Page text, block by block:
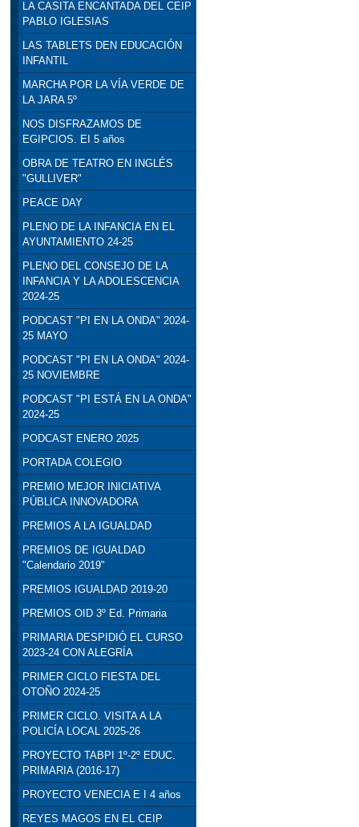
LA CASITA ENCANTADA DEL CEIP
PABLO IGLESIAS
LAS TABLETS DEN EDUCACIÓN
INFANTIL
MARCHA POR LA VÍA VERDE DE
LA JARA 5º
NOS DISFRAZAMOS DE
EGIPCIOS. EI 5 años
OBRA DE TEATRO EN INGLÉS
"GULLIVER"
PEACE DAY
PLENO DE LA INFANCIA EN EL
AYUNTAMIENTO 24-25
PLENO DEL CONSEJO DE LA
INFANCIA Y LA ADOLESCENCIA
2024-25
PODCAST "PI EN LA ONDA" 2024-
25 MAYO
PODCAST "PI EN LA ONDA" 2024-
25 NOVIEMBRE
PODCAST "PI ESTÁ EN LA ONDA"
2024-25
PODCAST ENERO 2025
PORTADA COLEGIO
PREMIO MEJOR INICIATIVA
PÚBLICA INNOVADORA
PREMIOS A LA IGUALDAD
PREMIOS DE IGUALDAD
"Calendario 2019"
PREMIOS IGUALDAD 2019-20
PREMIOS OID 3º Ed. Primaria
PRIMARIA DESPIDIÓ EL CURSO
2023-24 CON ALEGRÍA
PRIMER CICLO FIESTA DEL
OTOÑO 2024-25
PRIMER CICLO. VISITA A LA
POLICÍA LOCAL 2025-26
PROYECTO TABPI 1º-2º EDUC.
PRIMARIA (2016-17)
PROYECTO VENECIA E I 4 años
REYES MAGOS EN EL CEIP